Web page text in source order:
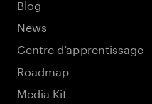
Blog
News
Centre d’apprentissage
Roadmap
Media Kit